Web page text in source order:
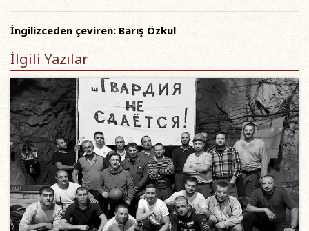
İngilizceden çeviren: Barış Özkul
İlgili Yazılar